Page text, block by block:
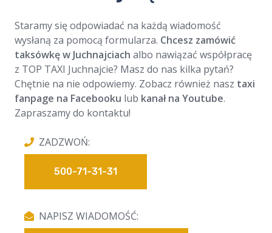
Staramy się odpowiadać na każdą wiadomość
wysłaną za pomocą formularza. Chcesz zamówić
taksówkę w Juchnajciach albo nawiązać współpracę
z TOP TAXI Juchnajcie? Masz do nas kilka pytań?
Chętnie na nie odpowiemy. Zobacz również nasz taxi
fanpage na Facebooku lub kanał na Youtube.
Zapraszamy do kontaktu!
ZADZWOŃ:
500-71-31-31
NAPISZ WIADOMOŚĆ: